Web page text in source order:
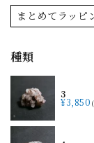
まとめてラッピ
種類
3
¥3,850